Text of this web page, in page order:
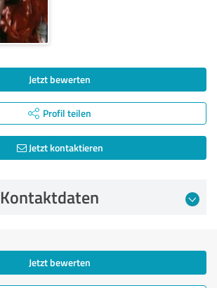
Jetzt bewerten
Profil teilen
Jetzt kontaktieren
Kontaktdaten
Jetzt bewerten